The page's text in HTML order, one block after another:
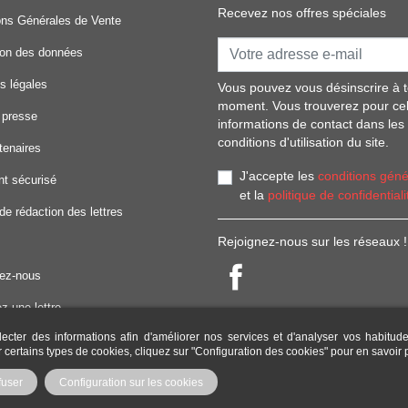
des informations afin d'améliorer nos services et d'analyser vos
types de cookies, cliquez sur "Configuration des cookies" pour en savoir
Configuration sur les cookies
Générales de Vente
des données
légales
sécurisé
rédaction des lettres
nous
une lettre
Recevez nos offres spéciales
Vous pouvez vous désinscrire à
moment. Vous trouverez pour
informations de contact dans les
conditions d'utilisation du site.
J'accepte les conditions
et la politique de
Rejoignez-nous sur les réseaux !
Copyright Modele-lettre.com